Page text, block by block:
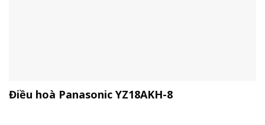
Điều hoà Panasonic YZ18AKH-8